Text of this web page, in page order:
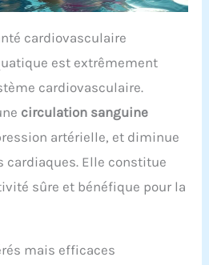
cardiovasculaire
est extrêmement
cardiovasculaire.
circulation sanguine
artérielle, et diminue
cardiaques. Elle constitue
sûre et bénéfique pour la
mais efficaces